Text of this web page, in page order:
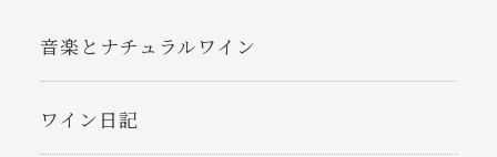
音楽とナチュラルワイン
ワイン日記